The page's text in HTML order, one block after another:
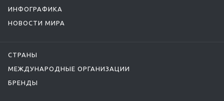
ИНФОГРАФИКА
НОВОСТИ МИРА
СТРАНЫ
МЕЖДУНАРОДНЫЕ ОРГАНИЗАЦИИ
БРЕНДЫ